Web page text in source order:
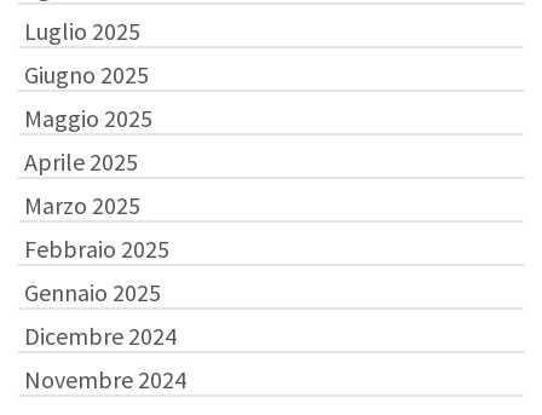
Luglio 2025
Giugno 2025
Maggio 2025
Aprile 2025
Marzo 2025
Febbraio 2025
Gennaio 2025
Dicembre 2024
Novembre 2024